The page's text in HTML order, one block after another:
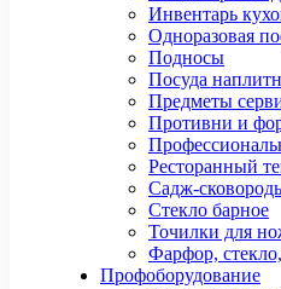
Инвентарь
Одноразовая
Подносы
Посуда
Предметы
Противни и
Ресторанный
Садж-
Стекло барное
Точилки для
Фарфор,
Профоборудование